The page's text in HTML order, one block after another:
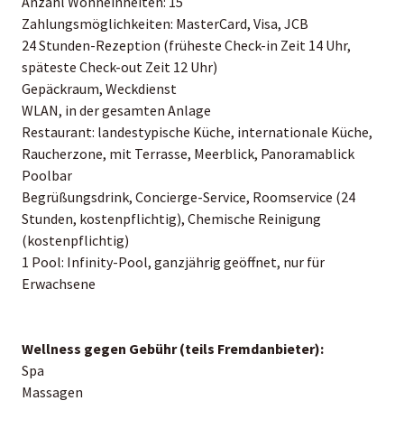
Zahlungsmöglichkeiten: MasterCard, Visa, JCB
24 Stunden-Rezeption (früheste Check-in Zeit 14 Uhr,
späteste Check-out Zeit 12 Uhr)
Gepäckraum, Weckdienst
WLAN, in der gesamten Anlage
Restaurant: landestypische Küche, internationale Küche,
Raucherzone, mit Terrasse, Meerblick, Panoramablick
Poolbar
Begrüßungsdrink, Concierge-Service, Roomservice (24
Stunden, kostenpflichtig), Chemische Reinigung
(kostenpflichtig)
1 Pool: Infinity-Pool, ganzjährig geöffnet, nur für
Erwachsene
Wellness gegen Gebühr (teils Fremdanbieter):
Spa
Massagen